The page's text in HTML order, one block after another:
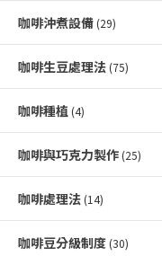
咖啡沖煮設備 (29)
咖啡生豆處理法 (75)
咖啡種植 (4)
咖啡與巧克力製作 (25)
咖啡處理法 (14)
咖啡豆分級制度 (30)